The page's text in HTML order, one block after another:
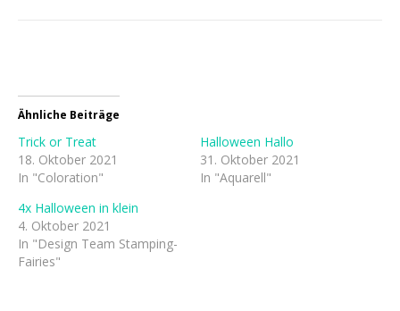
Ähnliche Beiträge
Trick or Treat
18. Oktober 2021
In "Coloration"
Halloween Hallo
31. Oktober 2021
In "Aquarell"
4x Halloween in klein
4. Oktober 2021
In "Design Team Stamping-
Fairies"